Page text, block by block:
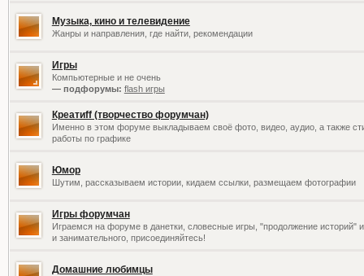
Музыка, кино и телевидение
Жанры и направления, где найти, рекомендации
Игры
Компьютерные и не очень
— подфорумы: flash игры
Креатиff (творчество форумчан)
Именно в этом форуме выкладываем своё фото, видео, аудио, а также
работы по графике
Юмор
Шутим, рассказываем истории, кидаем ссылки, размещаем фотографии
Игры форумчан
Играемся на форуме в данетки, словесные игры, "продолжение историй"
и занимательного, присоединяйтесь!
Домашние любимцы